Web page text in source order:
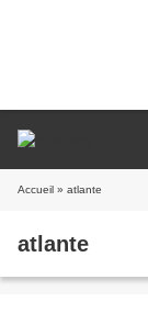
Accueil » atlante
atlante